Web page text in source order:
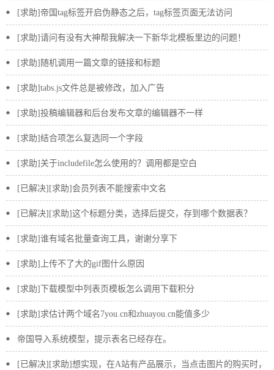
[求助]帝国tag标签开启伪静态之后，tag标签页面无法访问
[求助]请问有没有大神帮我解决一下新华北模板里边的问题！
[求助]随机调用一篇文章的链接和标题
[求助]tabs.js文件总是被修改，加入广告
[求助]投稿编辑器和后台发布文章的编辑器不一样
[求助]结合项怎么复选同一个字段
[求助]关于includefile怎么使用的？调用都是空白
[已解决][求助]会员列表不能搜索中文名
[已解决][求助]这个标题分类，选择后提交，存到哪个数据表？
[求助]谁有域名批量查询工具，谢谢分享下
[求助]上传不了大的gif图什么原因
[求助]下载模型中列表页模板怎么调用下载积分
[求助]求估计两个域名7you.cn和zhuayou.cn能值多少
帝国导入系统模型，提示表名已经存在。
[已解决][求助]想实现，在A站有产品展示，当点击图片的购买时，